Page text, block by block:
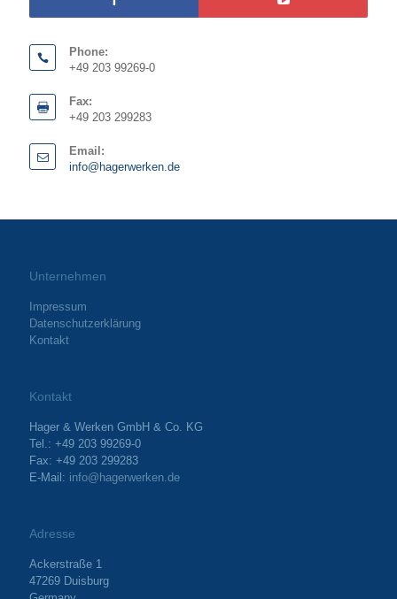
Phone:
+49 203 99269-0
Fax:
+49 203 299283
Email:
info@hagerwerken.de
Unternehmen
Impressum
Datenschutzerklärung
Kontakt
Kontakt
Hager & Werken GmbH & Co. KG
Tel.: +49 203 99269-0
Fax: +49 203 299283
E-Mail: info@hagerwerken.de
Adresse
Ackerstraße 1
47269 Duisburg